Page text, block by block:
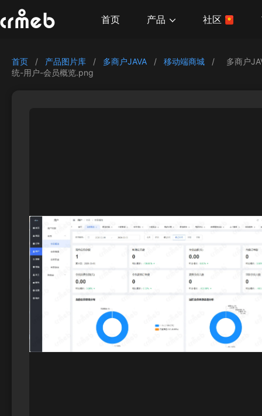
首页 产品 社区
首页 / 产品图片库 / 多商户JAVA / 移动端商城 /
多商户
统-用户-会员概览.png